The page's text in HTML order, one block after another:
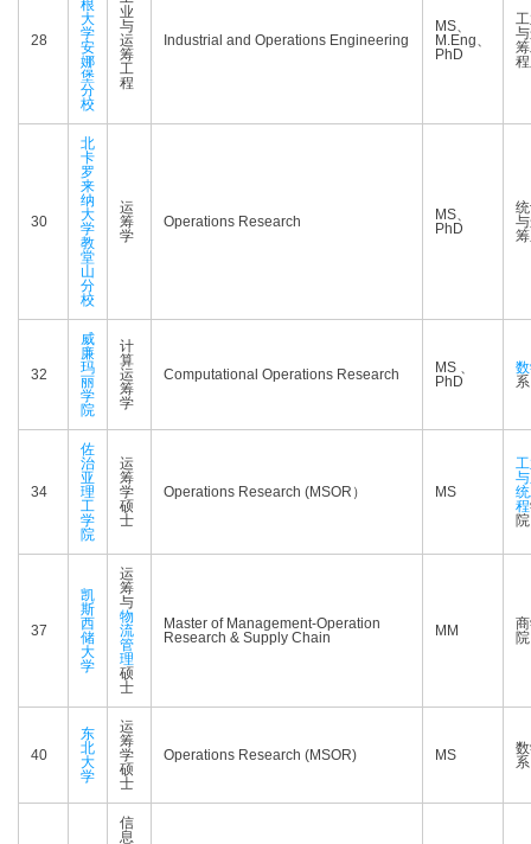
28
根
大
学
安
娜
堡
分
校
业
与
运
筹
工
程
Industrial and Operations Engineering
MS、
M.Eng、
PhD
30
北
卡
罗
来
纳
大
学
教
堂
山
分
校
运
筹
学
Operations Research
MS、
PhD
32
威
廉
玛
丽
学
院
计
算
运
筹
学
Computational Operations Research
MS 、
PhD
系
34
佐
治
亚
理
工
学
院
运
筹
学
硕
士
Operations Research (MSOR） MS
程
院
37
凯
斯
西
储
大
学
运
筹
与
物
流
管
理
硕
士
Master of Management-Operation
Research & Supply Chain
MM
院
40
东
北
大
学
运
筹
学
硕
士
Operations Research (MSOR) MS
系
信
息